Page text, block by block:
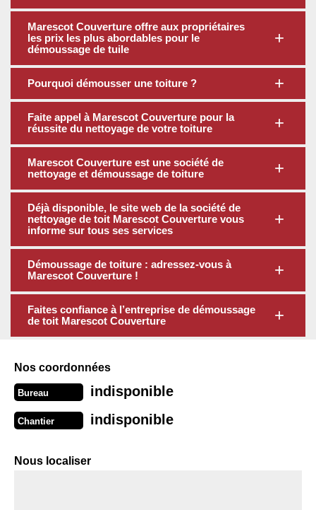
Marescot Couverture offre aux propriétaires
les prix les plus abordables pour le
démoussage de tuile
Pourquoi démousser une toiture ?
Faite appel à Marescot Couverture pour la
réussite du nettoyage de votre toiture
Marescot Couverture est une société de
nettoyage et démoussage de toiture
Déjà disponible, le site web de la société de
nettoyage de toit Marescot Couverture vous
informe sur tous ses services
Démoussage de toiture : adressez-vous à
Marescot Couverture !
Faites confiance à l’entreprise de démoussage
de toit Marescot Couverture
Nos coordonnées
Bureau indisponible
Chantier indisponible
Nous localiser